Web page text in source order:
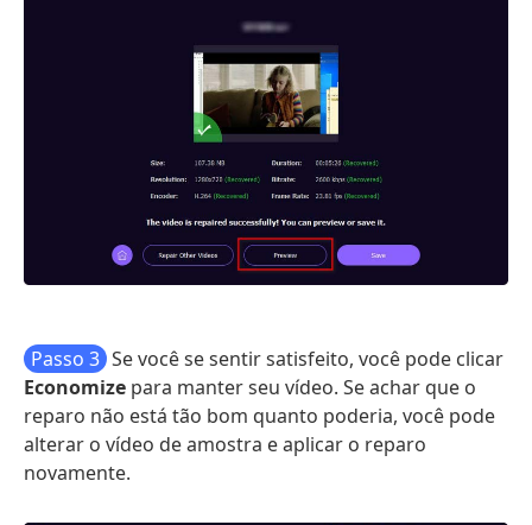
Passo 3 Se você se sentir satisfeito, você pode clicar
Economize para manter seu vídeo. Se achar que o
reparo não está tão bom quanto poderia, você pode
alterar o vídeo de amostra e aplicar o reparo
novamente.